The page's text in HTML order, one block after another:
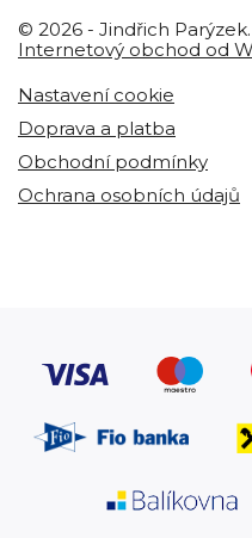
© 2026 - Jindřich
Internetový obchod od
Nastavení cookie
Doprava a platba
Obchodní podmínky
Ochrana osobních údajů